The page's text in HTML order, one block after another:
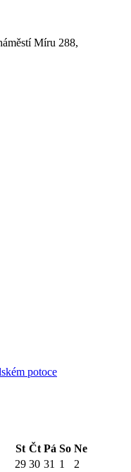
Míru 288,
potoce
St Čt Pá So Ne
29 30 31 1
2